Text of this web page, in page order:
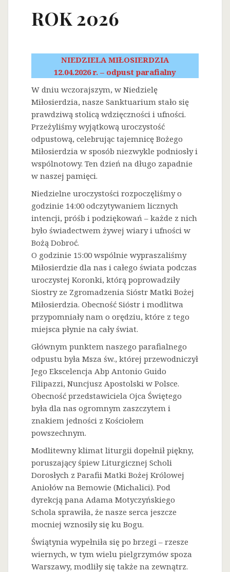
ROK 2026
NIEDZIELA MIŁOSIERDZIA
12.04.2026 r. – odpust parafialny
W dniu wczorajszym, w Niedzielę
Miłosierdzia, nasze Sanktuarium stało się
prawdziwą stolicą wdzięczności i ufności.
Przeżyliśmy wyjątkową uroczystość
odpustową, celebrując tajemnicę Bożego
Miłosierdzia w sposób niezwykle podniosły i
wspólnotowy. Ten dzień na długo zapadnie
w naszej pamięci.
Niedzielne uroczystości rozpoczęliśmy o
godzinie 14:00 odczytywaniem licznych
intencji, próśb i podziękowań – każde z nich
było świadectwem żywej wiary i ufności w
Bożą Dobroć.
O godzinie 15:00 wspólnie wypraszaliśmy
Miłosierdzie dla nas i całego świata podczas
uroczystej Koronki, którą poprowadziły
Siostry ze Zgromadzenia Sióstr Matki Bożej
Miłosierdzia. Obecność Sióstr i modlitwa
przypomniały nam o orędziu, które z tego
miejsca płynie na cały świat.
Głównym punktem naszego parafialnego
odpustu była Msza św., której przewodniczył
Jego Ekscelencja Abp Antonio Guido
Filipazzi, Nuncjusz Apostolski w Polsce.
Obecność przedstawiciela Ojca Świętego
była dla nas ogromnym zaszczytem i
znakiem jedności z Kościołem
powszechnym.
Modlitewny klimat liturgii dopełnił piękny,
poruszający śpiew Liturgicznej Scholi
Dorosłych z Parafii Matki Bożej Królowej
Aniołów na Bemowie (Michalici). Pod
dyrekcją pana Adama Motyczyńskiego
Schola sprawiła, że nasze serca jeszcze
mocniej wznosiły się ku Bogu.
Świątynia wypełniła się po brzegi – rzesze
wiernych, w tym wielu pielgrzymów spoza
Warszawy, modliły się także na zewnątrz.